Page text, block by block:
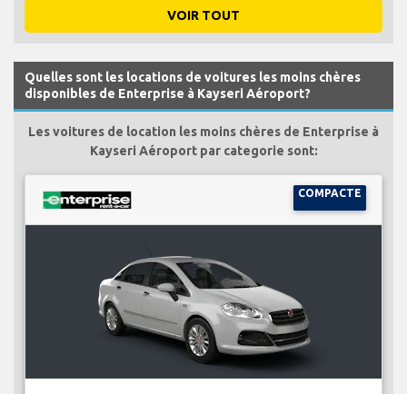
VOIR TOUT
Quelles sont les locations de voitures les moins chères
disponibles de Enterprise à Kayseri Aéroport?
Les voitures de location les moins chères de Enterprise à
Kayseri Aéroport par categorie sont:
COMPACTE